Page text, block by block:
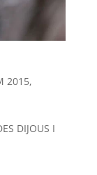
2015,
DIJOUS I